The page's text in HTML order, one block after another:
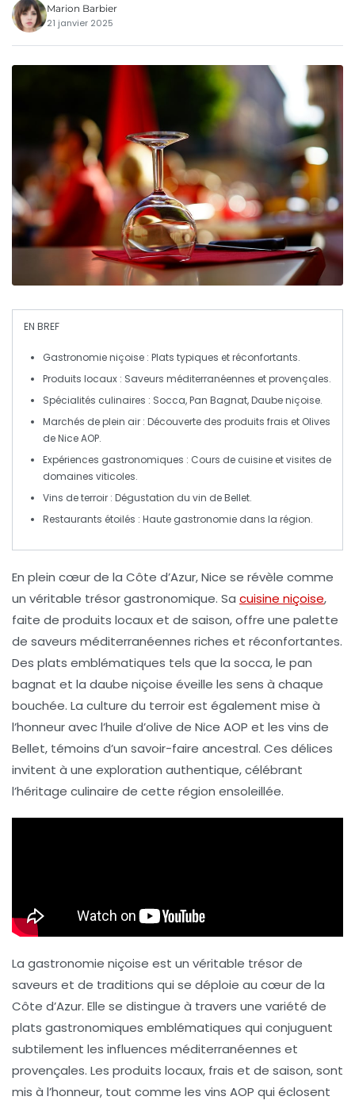
Marion Barbier
21 janvier 2025
EN BREF
Gastronomie niçoise : Plats typiques et réconfortants.
Produits locaux : Saveurs méditerranéennes etprovençales.
Spécialités culinaires : Socca,Pan Bagnat,Daube niçoise.
Marchés de plein air : Découverte des produits frais et Olives
de Nice AOP.
Expériences gastronomiques : Cours de cuisine et visites de
domaines viticoles.
Vins de terroir : Dégustation du vin de Bellet.
Restaurants étoilés : Haute gastronomie dans la région.
En plein cœur de la Côte d’Azur,Nice se révèle comme
un véritable trésor gastronomique. Sa cuisine niçoise,
faite de produits locaux et de saison, offre une palette
de saveurs méditerranéennes riches et réconfortantes.
Des plats emblématiques tels que la socca, le pan
bagnat et la daube niçoise éveille les sens à chaque
bouchée. La culture du terroirest également mise à
l’honneur avec l’huile d’olive de Nice AOP et les vins de
Bellet, témoins d’un savoir-faire ancestral. Ces délices
invitent à une exploration authentique, célébrant
l’héritage culinaire de cette région ensoleillée.
La gastronomie niçoise est un véritable trésor de
saveurs et de traditions qui se déploie au cœur de la
Côte d’Azur. Elle se distingue à travers une variété de
plats gastronomiques emblématiques qui conjuguent
subtilement les influences méditerranéennes et
provençales. Les produits locaux, frais et de saison, sont
mis à l’honneur, tout comme les vins AOP qui éclosent